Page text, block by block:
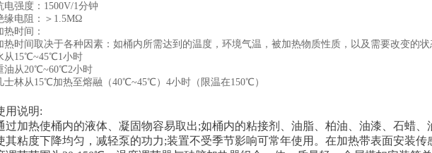
电强度：1500V/1分钟
缘电阻：＞1.5ΜΩ
热时间：
热时间取决于各种因素：如桶内所需达到的温度，环境气温，被加热物质性质，以及需要改变的状
从15℃~45℃1小时
油从20℃~60℃2小时
士林从15℃加热至熔融（40℃~45℃）4小时（限温在150℃）
用说明:
过加热使桶内的液体、凝固物容易取出;如桶内的粘接剂、油脂、柏油、油漆、石蜡、
其粘度下降均匀，减轻泵的功力;装置不受季节影响可常年使用。在加热带表面安装